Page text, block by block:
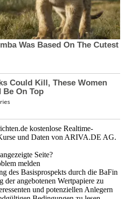
kostenlose Realtime-
und Daten von ARIVA.DE AG.
Seite?
melden
des Basisprospekts durch die BaFin
angebotenen Wertpapiere zu
und potenziellen Anlegern